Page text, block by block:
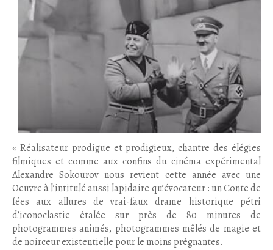
« Réalisateur prodigue et prodigieux, chantre des élégies
filmiques et comme aux confins du cinéma expérimental
Alexandre Sokourov nous revient cette année avec une
Oeuvre à l’intitulé aussi lapidaire qu’évocateur : un Conte de
fées aux allures de vrai-faux drame historique pétri
d’iconoclastie étalée sur près de 80 minutes de
photogrammes animés, photogrammes mêlés de magie et
de noirceur existentielle pour le moins prégnantes.